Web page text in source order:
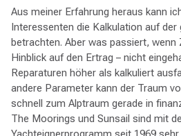
Aus meiner Erfahrung heraus kann
Interessenten die Kalkulation auf der
betrachten. Aber was passiert, wenn
Hinblick auf den Ertrag – nicht
Reparaturen höher als kalkuliert
andere Parameter kann der Traum
schnell zum Alptraum gerade in
The Moorings und Sunsail sind mit